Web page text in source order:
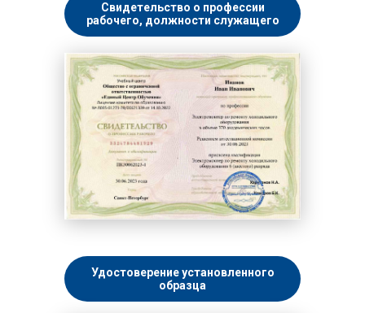
Свидетельство о профессии
рабочего, должности служащего
Удостоверение установленного
образца